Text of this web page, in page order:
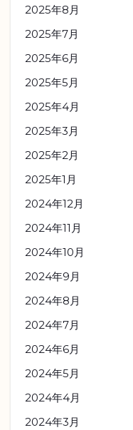
2025年8月
2025年7月
2025年6月
2025年5月
2025年4月
2025年3月
2025年2月
2025年1月
2024年12月
2024年11月
2024年10月
2024年9月
2024年8月
2024年7月
2024年6月
2024年5月
2024年4月
2024年3月